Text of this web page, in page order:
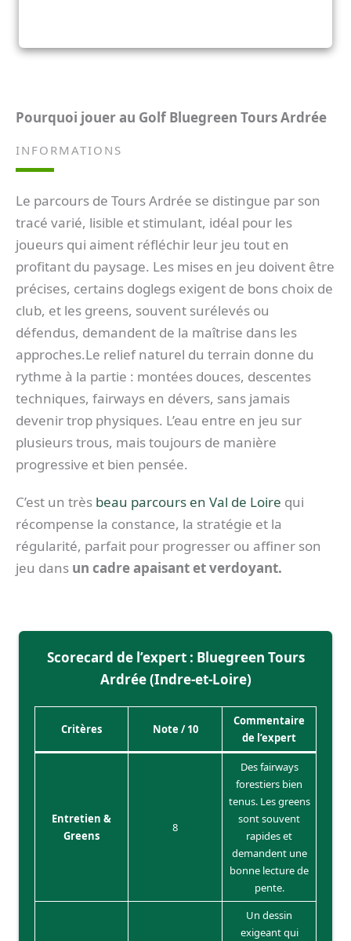
Pourquoi jouer au Golf Bluegreen Tours Ardrée
INFORMATIONS
Le parcours de Tours Ardrée se distingue par son
tracé varié, lisible et stimulant, idéal pour les
joueurs qui aiment réfléchir leur jeu tout en
profitant du paysage. Les mises en jeu doivent être
précises, certains doglegs exigent de bons choix de
club, et les greens, souvent surélevés ou
défendus, demandent de la maîtrise dans les
approches.Le relief naturel du terrain donne du
rythme à la partie : montées douces, descentes
techniques, fairways en dévers, sans jamais
devenir trop physiques. L’eau entre en jeu sur
plusieurs trous, mais toujours de manière
progressive et bien pensée.
C’est un très beau parcours en Val de Loire qui
récompense la constance, la stratégie et la
régularité, parfait pour progresser ou affiner son
jeu dans un cadre apaisant et verdoyant.
Scorecard de l’expert : Bluegreen Tours
Ardrée (Indre-et-Loire)
Critères Note / 10
Commentaire
de l’expert
Entretien &
Greens
8
Des fairways
forestiers bien
tenus. Les greens
sont souvent
rapides et
demandent une
bonne lecture de
pente.
Un dessin
exigeant qui